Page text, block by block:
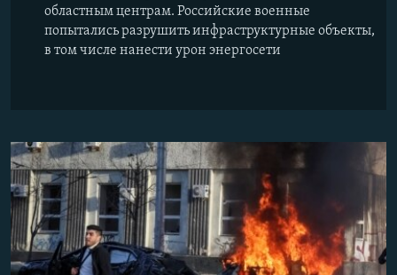
областным центрам. Российские военные
попытались разрушить инфраструктурные объекты,
в том числе нанести урон энергосети